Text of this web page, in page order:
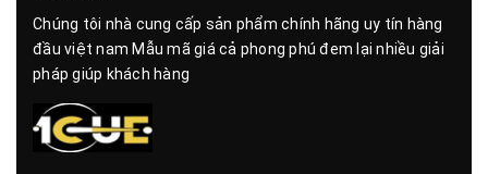
Chúng tôi nhà cung cấp sản phẩm chính hãng uy tín hàng
đầu việt nam Mẫu mã giá cả phong phú đem lại nhiều giải
pháp giúp khách hàng